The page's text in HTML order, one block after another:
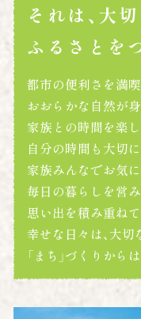
それは、大
ふるさとを
都市の便利さを満喫
おおらかな自然が
家族との時間を楽し
自分の時間も大切に
家族みんなでお気
毎日の暮らしを営み
思い出を積み重ねて
幸せな日々は、大
「まち」づくりから